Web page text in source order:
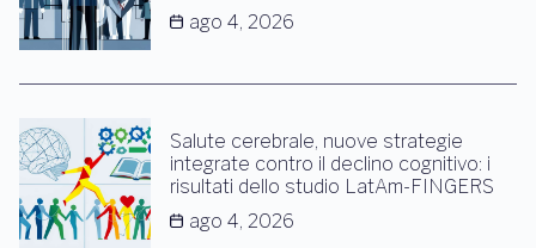
ago 4, 2026
Salute cerebrale, nuove strategie
integrate contro il declino cognitivo: i
risultati dello studio LatAm-FINGERS
ago 4, 2026